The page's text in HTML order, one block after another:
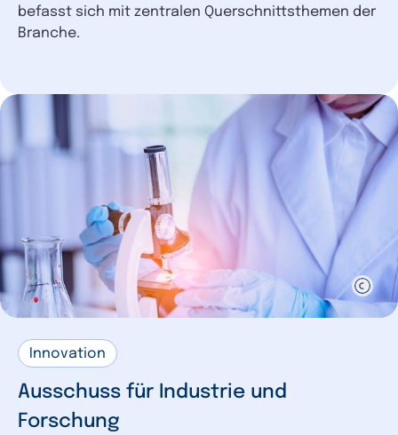
befasst sich mit zentralen Querschnittsthemen der
Branche.
Innovation
Ausschuss für Industrie und
Forschung